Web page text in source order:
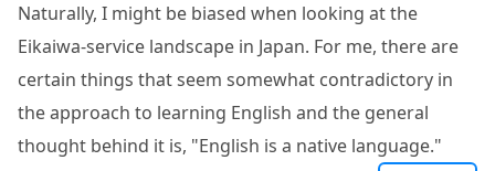
Naturally, I might be biased when looking at the
Eikaiwa-service landscape in Japan. For me, there are
certain things that seem somewhat contradictory in
the approach to learning English and the general
thought behind it is, "English is a native language."